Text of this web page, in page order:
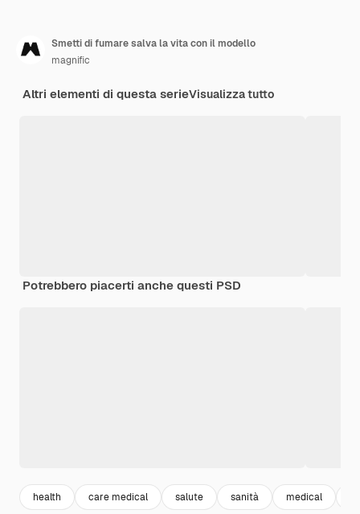
Smetti di fumare salva la vita con il modello
magnific
Altri elementi di questa serieVisualizza tutto
Potrebbero piacerti anche questi PSD
health care medical salute sanità medical